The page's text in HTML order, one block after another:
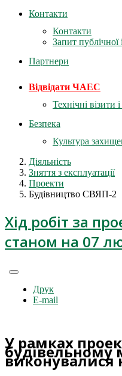
Контакти
Контакти
Запит публічної
Партнери
Відвідати ЧАЕС
Технічні візити
Безпека
Культура
Діяльність
Зняття з експлуатації
Проекти
Будівництво СВЯП-2
Хід робіт за
станом на 07
Друк
E-mail
У рамках
виконувалися